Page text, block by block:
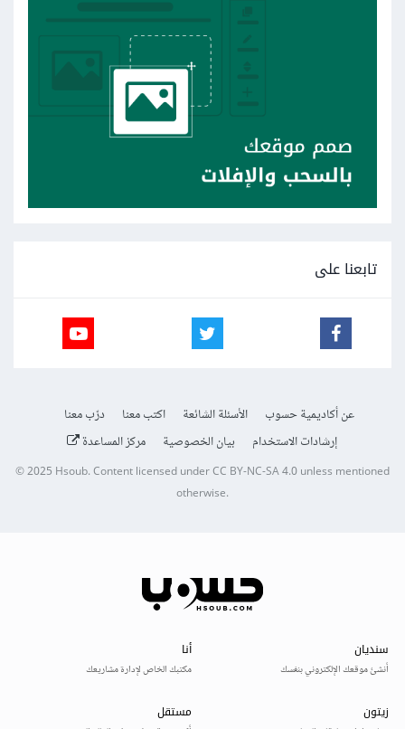
تابعنا على
عن أكاديمية حسوب الأسئلة الشائعة اكتب معنا
درّب معنا
إرشادات الاستخدام
بيان الخصوصية مركز المساعدة
© 2025Hsoub.Content licensed underCC BY-NC-SA 4.0unless mentioned
otherwise.